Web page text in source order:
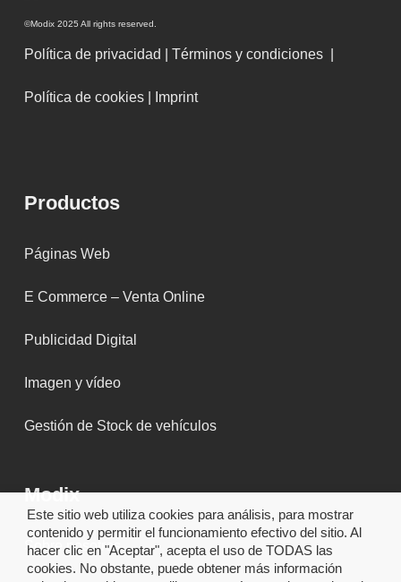
©Modix 2025 All rights reserved.
Política de privacidad Términos y condiciones
Política de cookies| Imprint
Productos
Páginas Web
E Commerce – Venta Online
Publicidad Digital
Imagen y vídeo
Gestión de Stock de vehículos
Modix
Sobre nosotros
Este sitio web utiliza cookies para análisis, para mostrar
contenido y permitir el funcionamiento efectivo del sitio. Al
hacer clic en "Aceptar", acepta el uso de TODAS las
cookies. No obstante, puede obtener más información